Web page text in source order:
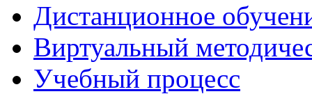
Дистанционное
Виртуальный
Учебный процесс